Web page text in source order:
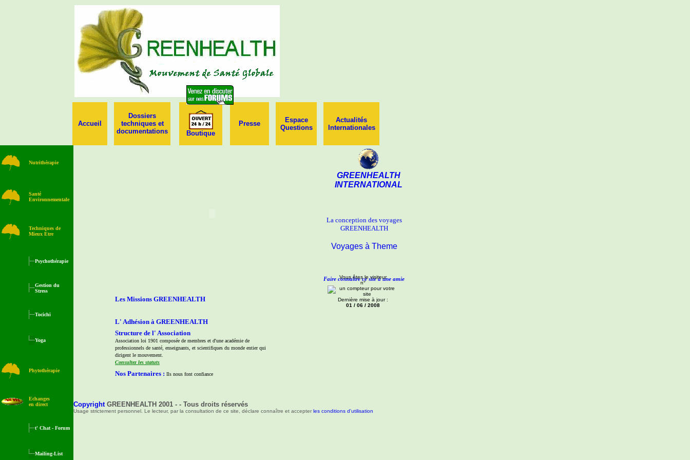
Accueil
Dossiers
techniques et
documentations Boutique
Presse
Espace
Questions
Actualités
Internationales
GREENHEALTH
INTERNATIONAL
Nutrithérapie
Santé
Environnementale
Techniques de
Mieux Etre
Psychothérapie
Gestion du
Stress
Tocichi
Yoga
Phytothérapie
Echanges
en direct
t' Chat - Forum
Mailing-List
Les Missions GREENHEALTH
L' Adhésion à GREENHEALTH
Structure de l' Association
Association loi 1901 composée de membres et d'une académie de
professionnels de santé, enseignants, et scientifiques du monde entier qui
dirigent le mouvement.
Consultez les statuts
Nos Partenaires : Ils nous font confiance
La conception des voyages
GREENHEALTH
Voyages à Theme
Faire connaître ce site à une amie
CopyrightGREENHEALTH 2001 - - Tous droits réservés
Usage strictement personnel. Le lecteur, par la consultation de ce site, déclare connaître et accepter les conditions d'utilisation
Vous êtes le visiteur
n°
Dernière mise à jour :
01 / 06 / 2008